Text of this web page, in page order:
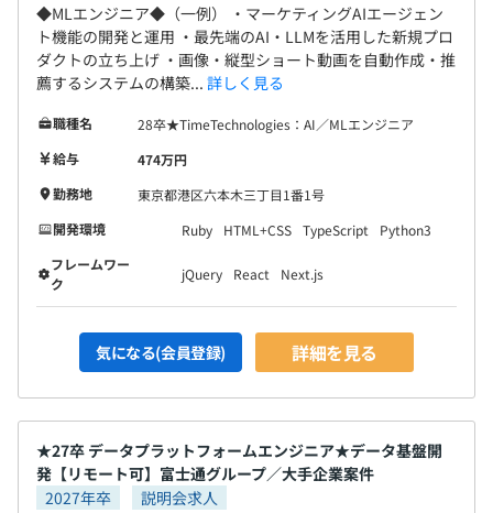
◆MLエンジニア◆（一例） ・マーケティングAIエージェン
ト機能の開発と運用 ・最先端のAI・LLMを活用した新規プロ
ダクトの立ち上げ ・画像・縦型ショート動画を自動作成・推
薦するシステムの構築... 詳しく見る
職種名
28卒★TimeTechnologies：AI／MLエンジニア
給与
474万円
勤務地
東京都港区六本木三丁目1番1号
開発環境
Ruby HTML+CSS TypeScript
Python3
フレームワー
ク
jQuery React Next.js
気になる(会員登録) 詳細を見る
★27卒 データプラットフォームエンジニア★データ基盤開
発【リモート可】富士通グループ／大手企業案件
2027年卒
説明会求人